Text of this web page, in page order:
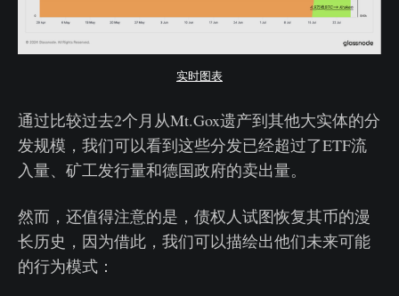
实时图表
通过比较过去2个月从Mt.Gox遗产到其他大实体的分
发规模，我们可以看到这些分发已经超过了ETF流
入量、矿工发行量和德国政府的卖出量。
然而，还值得注意的是，债权人试图恢复其币的漫
长历史，因为借此，我们可以描绘出他们未来可能
的行为模式：